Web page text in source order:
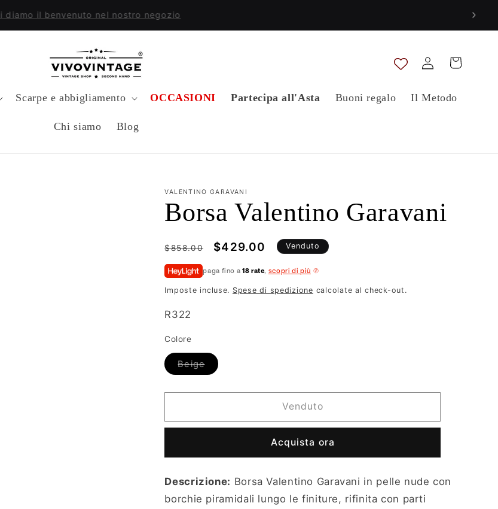
Ti diamo il benvenuto nel nostro negozio
Scarpe e abbigliamento OCCASIONI Partecipa all'Asta Buoni regalo Il Metodo
Chi siamo Blog
Accedi Carrello
VALENTINO GARAVANI
Borsa Valentino Garavani
Prezzo
di
listino
$858.00
Prezzo
$429.00 Venduto
paga fino a 18 rate, scopri di più
Imposte incluse. Spese di spedizione calcolate al check-out.
SKU:
R322
Colore
BeigeVariante
esaurita
Venduto
Acquista ora
Descrizione: Borsa Valentino Garavani in pelle nude con
borchie piramidali lungo le finiture, rifinita con parti